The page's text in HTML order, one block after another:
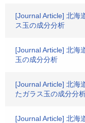
[Journal Article] 北海
ス玉の成分分析
[Journal Article] 北海
玉の成分分析
[Journal Article] 北海
たガラス玉の成分分
[Journal Article] 北海